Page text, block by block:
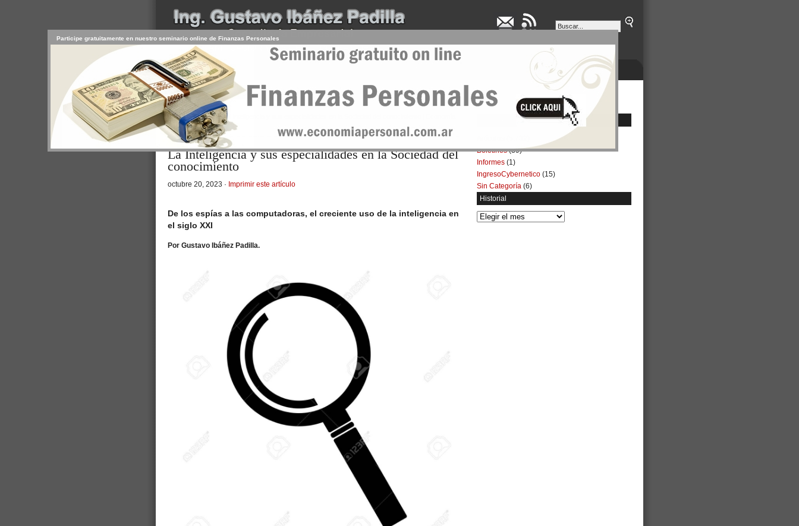
INICIO SERVICIOS BOLETINES NEGOCIOS
CONTACTO USUARIO
>Inicio/Artículos / La Inteligencia y sus especialidades en la Sociedad del conocimiento | Economía
Personal
La Inteligencia y sus especialidades en la Sociedad del
conocimiento
octubre 20, 2023 · Imprimir este artículo
De los espías a las computadoras, el creciente uso de la inteligencia en
el siglo XXI
Por Gustavo Ibáñez Padilla.
Participe gratuitamente en nuestro seminario online de Finanzas Personales
Boletines(39)
Informes (1)
IngresoCybernetico (15)
Sin Categoría (6)
Historial
Historial